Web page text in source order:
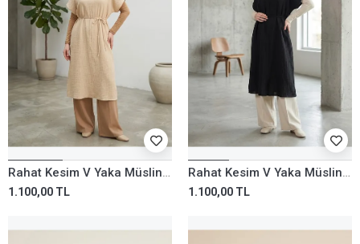
Rahat Kesim V Yaka Müslin Elbise-Bej
1.100,00 TL
Rahat Kesim V Yaka Müslin Elbise-Siyah
1.100,00 TL